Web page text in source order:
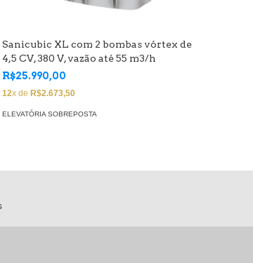
Sanicubic XL com 2 bombas vórtex de
4,5 CV, 380 V, vazão até 55 m3/h
R$25.990,00
12x de R$2.673,50
ELEVATÓRIA SOBREPOSTA